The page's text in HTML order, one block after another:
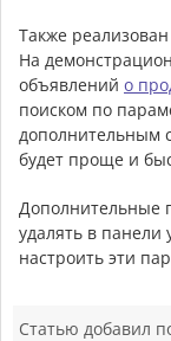
Также
На
объявлений о
поиском по
дополнительным
будет проще и
Дополнительные
удалять в
настроить эти
Статью добавил